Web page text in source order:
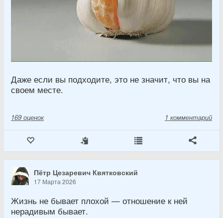
Даже если вы подходите, это не значит, что вы на
своем месте.
169 оценок 1 комментарий
Пётр Цезаревич Квятковский
17 Марта 2026
Жизнь не бывает плохой — отношение к ней
нерадивым бывает.